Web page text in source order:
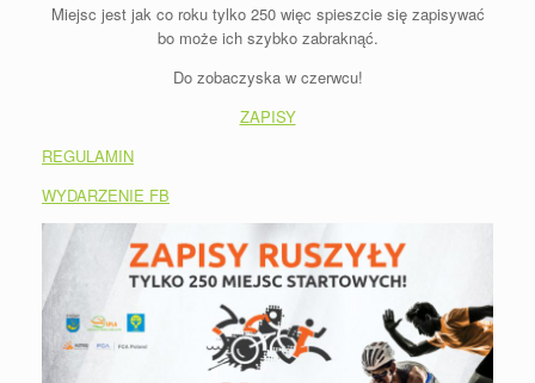
Miejsc jest jak co roku tylko 250 więc spieszcie się zapisywać
bo może ich szybko zabraknąć.
Do zobaczyska w czerwcu!
ZAPISY
REGULAMIN
WYDARZENIE FB